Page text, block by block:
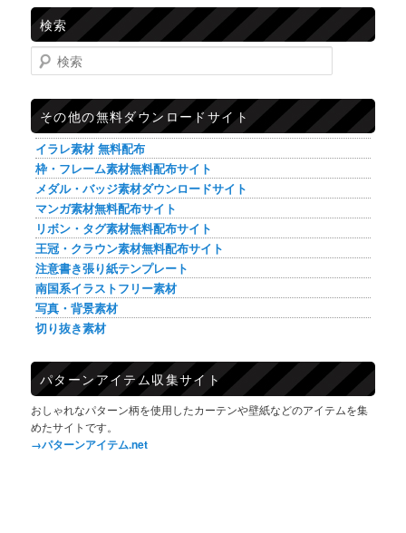
検索
検索
その他の無料ダウンロードサイト
イラレ素材 無料配布
枠・フレーム素材無料配布サイト
メダル・バッジ素材ダウンロードサイト
マンガ素材無料配布サイト
リボン・タグ素材無料配布サイト
王冠・クラウン素材無料配布サイト
注意書き張り紙テンプレート
南国系イラストフリー素材
写真・背景素材
切り抜き素材
パターンアイテム収集サイト
おしゃれなパターン柄を使用したカーテンや壁紙などのアイテムを集
めたサイトです。
→パターンアイテム.net